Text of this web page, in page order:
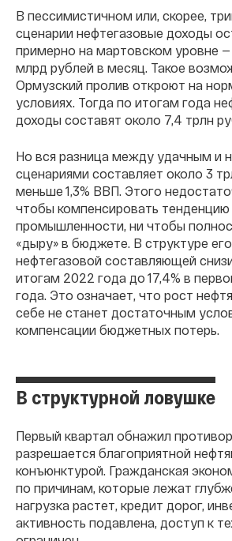
В пессимистичном или, скорее,
сценарии нефтегазовые доходы
примерно на мартовском уровне
млрд рублей в месяц. Такое
Ормузский пролив откроют на
условиях. Тогда по итогам года
доходы составят около 7,4 трлн
Но вся разница между удачным и
сценариями составляет около 3
меньше 1,3% ВВП. Этого
чтобы компенсировать тенденцию
промышленности, ни чтобы
«дыру» в бюджете. В структуре
нефтегазовой составляющей
итогам 2022 года до 17,4% в
года. Это означает, что рост
себе не станет достаточным
компенсации бюджетных потерь.
В структурной ловушке
Первый квартал обнажил
разрешается благоприятной
конъюнктурой. Гражданская
по причинам, которые лежат
нагрузка растет, кредит дорог,
активность подавлена, доступ к